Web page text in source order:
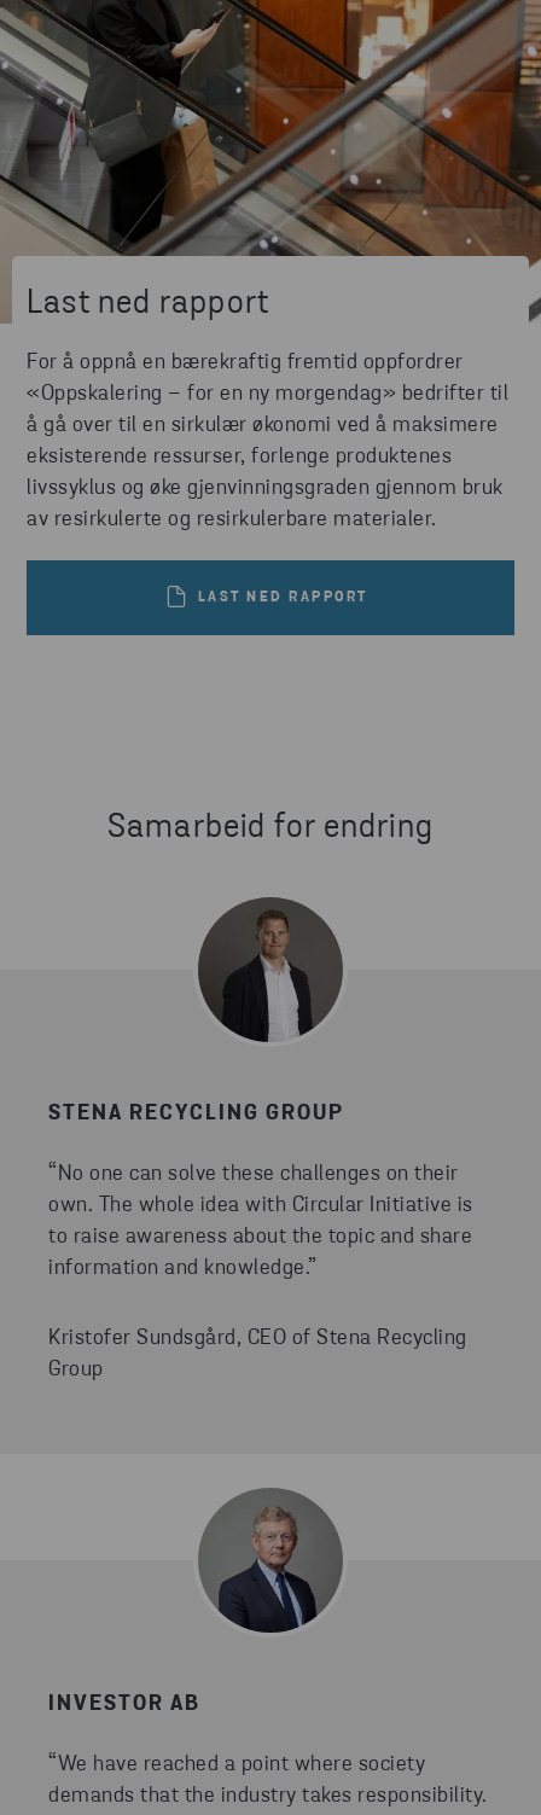
Last ned rapport
For å oppnå en bærekraftig fremtid oppfordrer
«Oppskalering – for en ny morgendag» bedrifter til
å gå over til en sirkulær økonomi ved å maksimere
eksisterende ressurser, forlenge produktenes
livssyklus og øke gjenvinningsgraden gjennom bruk
av resirkulerte og resirkulerbare materialer.
LAST NED RAPPORT
Samarbeid for endring
STENA RECYCLING GROUP
“No one can solve these challenges on their
own. The whole idea with Circular Initiative is
to raise awareness about the topic and share
information and knowledge.”
Kristofer Sundsgård, CEO of Stena Recycling
Group
INVESTOR AB
“We have reached a point where society
demands that the industry takes responsibility.